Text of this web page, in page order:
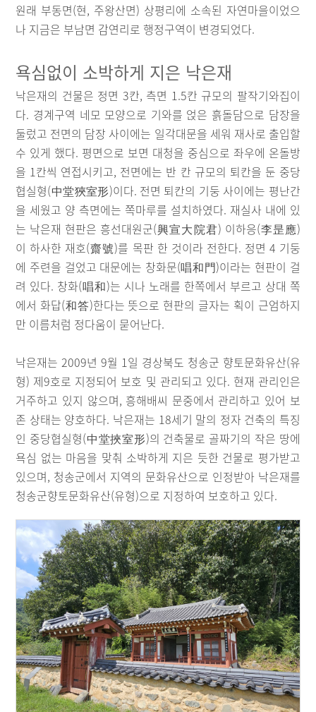
원래 부동면(현, 주왕산면) 상평리에 소속된 자연마을이었으
나 지금은 부남면 감연리로 행정구역이 변경되었다.
욕심없이 소박하게 지은 낙은재
낙은재의 건물은 정면 3칸, 측면 1.5칸 규모의 팔작기와집이
다. 경계구역 네모 모양으로 기와를 얹은 흙돌담으로 담장을
둘렀고 전면의 담장 사이에는 일각대문을 세워 재사로 출입할
수 있게 했다. 평면으로 보면 대청을 중심으로 좌우에 온돌방
을 1칸씩 연접시키고, 전면에는 반 칸 규모의 퇴칸을 둔 중당
협실형(中堂狹室形)이다. 전면 퇴칸의 기둥 사이에는 평난간
을 세웠고 양 측면에는 쪽마루를 설치하였다. 재실사 내에 있
는 낙은재 현판은 흥선대원군(興宣大院君) 이하응(李昰應)
이 하사한 재호(齋號)를 목판 한 것이라 전한다. 정면 4 기둥
에 주련을 걸었고 대문에는 창화문(唱和門)이라는 현판이 걸
려 있다. 창화(唱和)는 시나 노래를 한쪽에서 부르고 상대 쪽
에서 화답(和答)한다는 뜻으로 현판의 글자는 획이 근엄하지
만 이름처럼 정다움이 묻어난다.
낙은재는 2009년 9월 1일 경상북도 청송군 향토문화유산(유
형) 제9호로 지정되어 보호 및 관리되고 있다. 현재 관리인은
거주하고 있지 않으며, 흥해배씨 문중에서 관리하고 있어 보
존 상태는 양호하다. 낙은재는 18세기 말의 정자 건축의 특징
인 중당협실형(中堂挾室形)의 건축물로 골짜기의 작은 땅에
욕심 없는 마음을 맞춰 소박하게 지은 듯한 건물로 평가받고
있으며, 청송군에서 지역의 문화유산으로 인정받아 낙은재를
청송군향토문화유산(유형)으로 지정하여 보호하고 있다.